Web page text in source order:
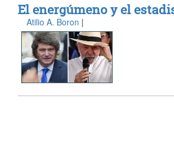
El energúmeno y el
Atilio A. Boron |